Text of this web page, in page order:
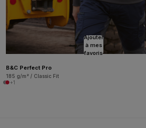
Ajouter
à mes
favoris
B&C Perfect Pro
185 g/m² / Classic Fit
+1